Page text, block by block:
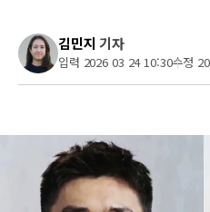
김민지 기자
입력 2026 03 24 10:30수정